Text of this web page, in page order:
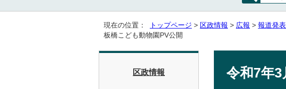
現在の位置： トップページ > 区政情報 > 広報 > 報道発
板橋こども動物園PV公開
令和7年
区政情報